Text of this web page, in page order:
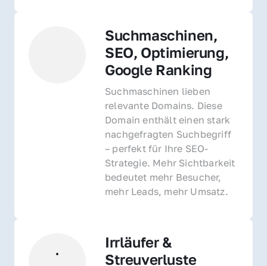
Suchmaschinen,
SEO, Optimierung,
Google Ranking
Suchmaschinen lieben
relevante Domains. Diese
Domain enthält einen stark
nachgefragten Suchbegriff
– perfekt für Ihre SEO-
Strategie. Mehr Sichtbarkeit
bedeutet mehr Besucher,
mehr Leads, mehr Umsatz.
Irrläufer &
Streuverluste